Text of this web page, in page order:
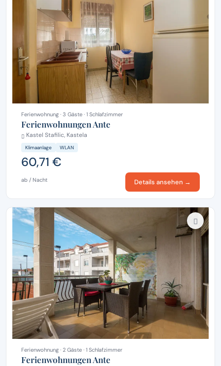
Ferienwohnung · 3 Gäste · 1 Schlafzimmer
Ferienwohnungen Ante
Kastel Stafilic, Kastela
Klimaanlage WLAN
60,71 €
ab / Nacht Details ansehen →
Ferienwohnung · 2 Gäste · 1 Schlafzimmer
Ferienwohnungen Ante